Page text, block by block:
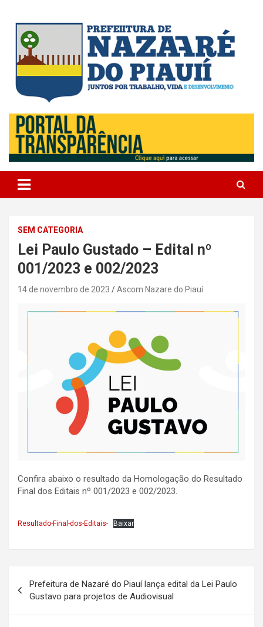
content
Prefeitura de Nazaré do Piauí
SEM CATEGORIA
Lei Paulo Gustado – Edital nº
001/2023 e 002/2023
14 de novembro de 2023 Ascom Nazare do Piauí
Confira abaixo o resultado da Homologação do Resultado
Final dos Editais nº 001/2023 e 002/2023.
Resultado-Final-dos-Editais- Baixar
de
Post
Prefeitura de Nazaré do Piauí lança edital da Lei Paulo
Gustavo para projetos de Audiovisual